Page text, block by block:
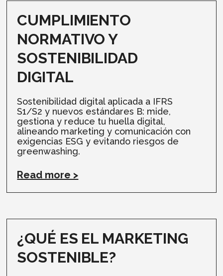
CUMPLIMIENTO
NORMATIVO Y
SOSTENIBILIDAD
DIGITAL
Sostenibilidad digital aplicada a IFRS
S1/S2 y nuevos estándares B: mide,
gestiona y reduce tu huella digital,
alineando marketing y comunicación con
exigencias ESG y evitando riesgos de
greenwashing.
Read more >
¿QUÉ ES EL MARKETING
SOSTENIBLE?